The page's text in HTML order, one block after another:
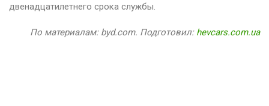
двенадцатилетнего срока службы.
По материалам: byd.com. Подготовил: hevcars.com.ua